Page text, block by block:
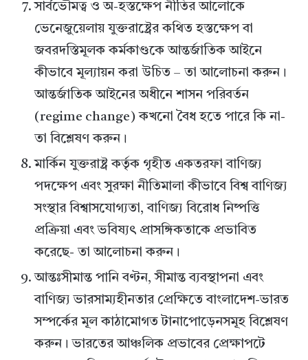
সার্বভৌমত্ব ও অ-হস্তক্ষেপ নীতির আলোকে
ভেনেজুয়েলায় যুক্তরাষ্ট্রের কথিত হস্তক্ষেপ বা
জবরদস্তিমূলক কর্মকাণ্ডকে আন্তর্জাতিক আইনে
কীভাবে মূল্যায়ন করা উচিত – তা আলোচনা করুন।
আন্তর্জাতিক আইনের অধীনে শাসন পরিবর্তন
(regime change) কখনো বৈধ হতে পারে কি না-
তা বিশ্লেষণ করুন।
মার্কিন যুক্তরাষ্ট্র কর্তৃক গৃহীত একতরফা বাণিজ্য
পদক্ষেপ এবং সুরক্ষা নীতিমালা কীভাবে বিশ্ব বাণিজ্য
সংস্থার বিশ্বাসযোগ্যতা, বাণিজ্য বিরোধ নিষ্পত্তি
প্রক্রিয়া এবং ভবিষ্যৎ প্রাসঙ্গিকতাকে প্রভাবিত
করেছে- তা আলোচনা করুন।
আন্তঃসীমান্ত পানি বণ্টন, সীমান্ত ব্যবস্থাপনা এবং
বাণিজ্য ভারসাম্যহীনতার প্রেক্ষিতে বাংলাদেশ-ভারত
সম্পর্কের মূল কাঠামোগত টানাপোড়েনসমূহ বিশ্লেষণ
করুন। ভারতের আঞ্চলিক প্রভাবের প্রেক্ষাপটে